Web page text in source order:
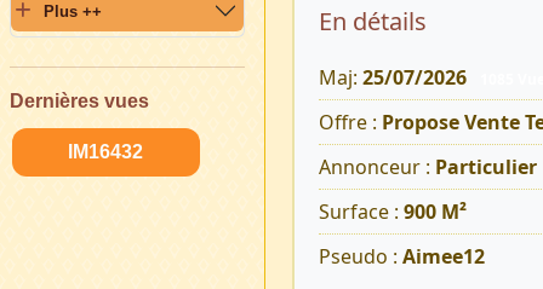
Plus ++
Dernières vues
IM16432
En détails
Maj: 25/07/2026
Offre : Propose Vente
Annonceur : Particulier
Surface : 900 M²
Pseudo : Aimee12